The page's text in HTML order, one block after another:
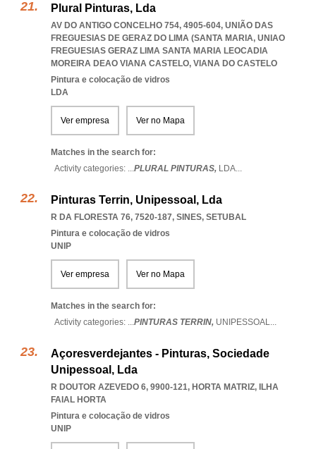
Plural Pinturas, Lda
AV DO ANTIGO CONCELHO 754, 4905-604, UNIÃO DAS
FREGUESIAS DE GERAZ DO LIMA (SANTA MARIA, UNIAO
FREGUESIAS GERAZ LIMA SANTA MARIA LEOCADIA
MOREIRA DEAO VIANA CASTELO, VIANA DO CASTELO
Pintura e colocação de vidros
LDA
Ver empresa Ver no Mapa
Matches in the search for:
Activity categories: ...PLURAL PINTURAS, LDA...
Pinturas Terrin, Unipessoal, Lda
R DA FLORESTA 76, 7520-187, SINES, SETUBAL
Pintura e colocação de vidros
UNIP
Ver empresa Ver no Mapa
Matches in the search for:
Activity categories: ...PINTURAS TERRIN, UNIPESSOAL...
Açoresverdejantes - Pinturas, Sociedade
Unipessoal, Lda
R DOUTOR AZEVEDO 6, 9900-121, HORTA MATRIZ, ILHA
FAIAL HORTA
Pintura e colocação de vidros
UNIP